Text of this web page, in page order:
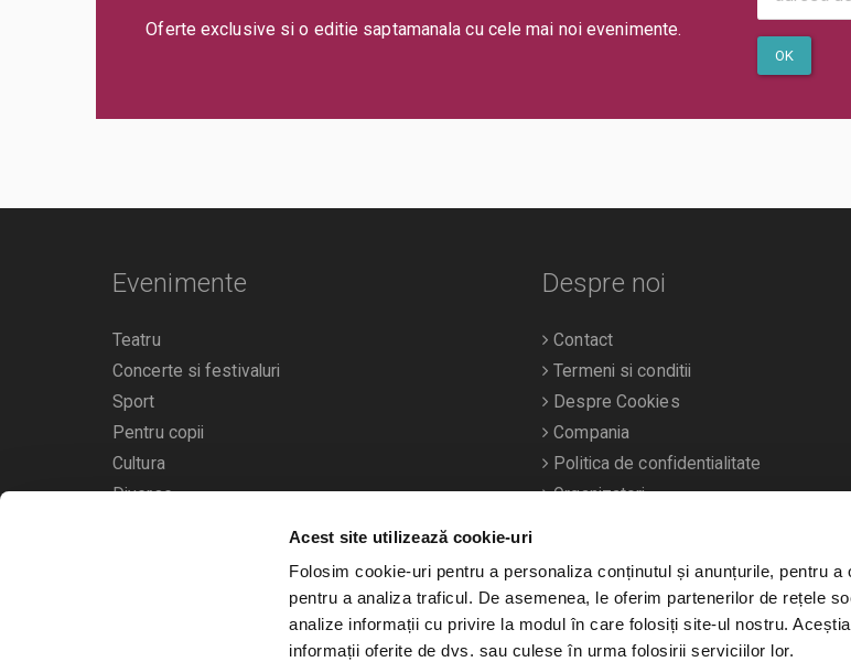
Acest site utilizează cookie-uri
Folosim cookie-uri pentru a personaliza conținutul și anunțurile, pentru
pentru a analiza traficul. De asemenea, le oferim partenerilor de rețele
analize informații cu privire la modul în care folosiți site-ul nostru.
informații oferite de dvs. sau culese în urma folosirii serviciilor lor.
Oferte exclusive si o editie saptamanala cu cele mai noi evenimente.
OK
Evenimente
Teatru
Concerte si festivaluri
Sport
Pentru copii
Cultura
Diverse
Calendarul evenimentelor
Despre noi
Contact
Termeni si conditii
Despre Cookies
Compania
Politica de confidentialitate
Organizatori